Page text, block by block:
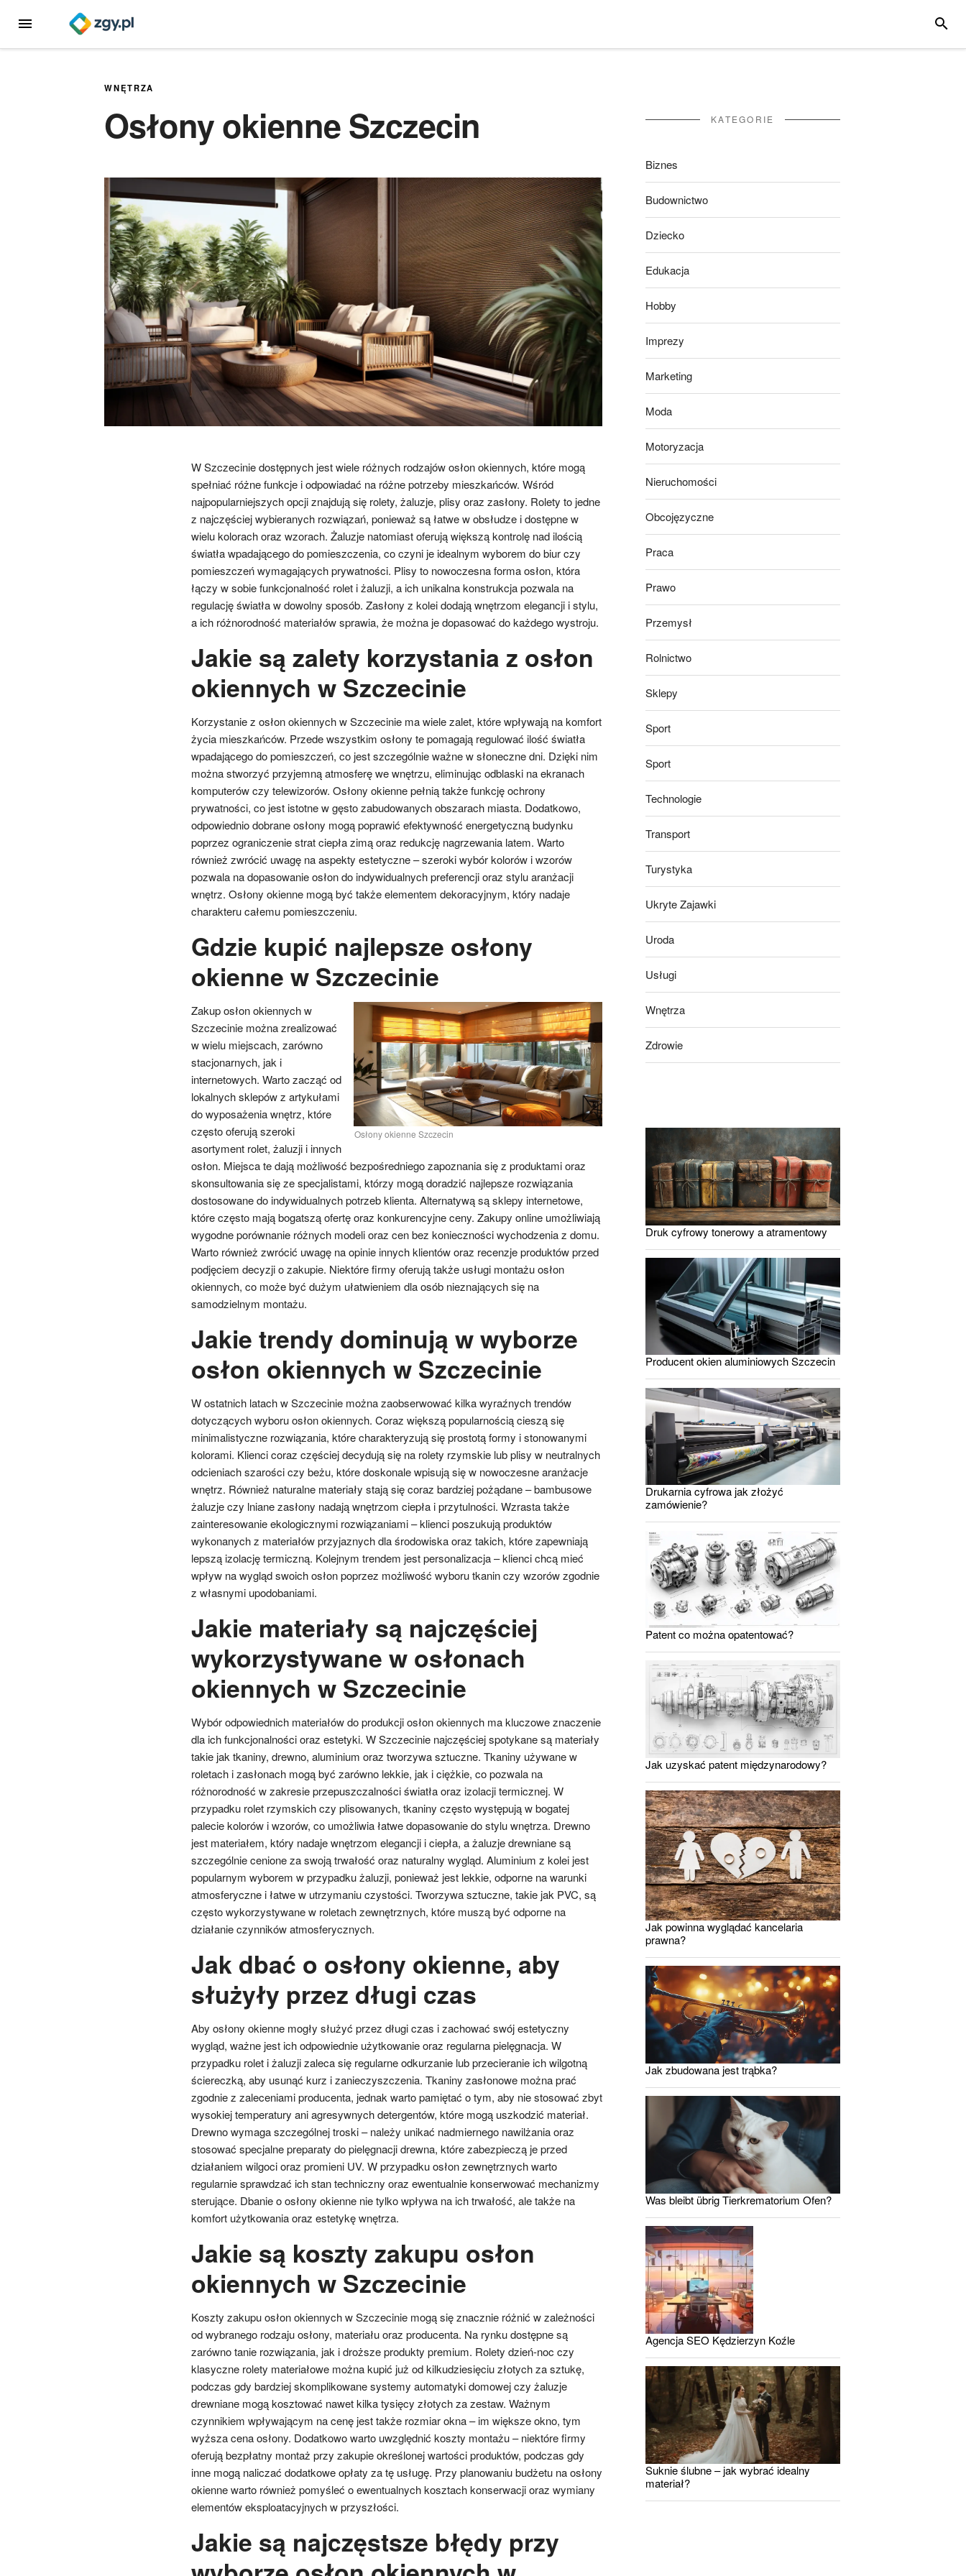
MENU
WNĘTRZA
Osłony okienne Szczecin
W Szczecinie dostępnych jest wiele różnych rodzajów osłon okiennych, które mogą
spełniać różne funkcje i odpowiadać na różne potrzeby mieszkańców. Wśród
najpopularniejszych opcji znajdują się rolety, żaluzje, plisy oraz zasłony. Rolety to jedne
z najczęściej wybieranych rozwiązań, ponieważ są łatwe w obsłudze i dostępne w
wielu kolorach oraz wzorach. Żaluzje natomiast oferują większą kontrolę nad ilością
światła wpadającego do pomieszczenia, co czyni je idealnym wyborem do biur czy
pomieszczeń wymagających prywatności. Plisy to nowoczesna forma osłon, która
łączy w sobie funkcjonalność rolet i żaluzji, a ich unikalna konstrukcja pozwala na
regulację światła w dowolny sposób. Zasłony z kolei dodają wnętrzom elegancji i stylu,
a ich różnorodność materiałów sprawia, że można je dopasować do każdego wystroju.
Jakie są zalety korzystania z osłon
okiennych w Szczecinie
Korzystanie z osłon okiennych w Szczecinie ma wiele zalet, które wpływają na komfort
życia mieszkańców. Przede wszystkim osłony te pomagają regulować ilość światła
wpadającego do pomieszczeń, co jest szczególnie ważne w słoneczne dni. Dzięki nim
można stworzyć przyjemną atmosferę we wnętrzu, eliminując odblaski na ekranach
komputerów czy telewizorów. Osłony okienne pełnią także funkcję ochrony
prywatności, co jest istotne w gęsto zabudowanych obszarach miasta. Dodatkowo,
odpowiednio dobrane osłony mogą poprawić efektywność energetyczną budynku
poprzez ograniczenie strat ciepła zimą oraz redukcję nagrzewania latem. Warto
również zwrócić uwagę na aspekty estetyczne – szeroki wybór kolorów i wzorów
pozwala na dopasowanie osłon do indywidualnych preferencji oraz stylu aranżacji
wnętrz. Osłony okienne mogą być także elementem dekoracyjnym, który nadaje
charakteru całemu pomieszczeniu.
Gdzie kupić najlepsze osłony
okienne w Szczecinie
Osłony okienne Szczecin
Zakup osłon okiennych w
Szczecinie można zrealizować
w wielu miejscach, zarówno
stacjonarnych, jak i
internetowych. Warto zacząć od
lokalnych sklepów z artykułami
do wyposażenia wnętrz, które
często oferują szeroki
asortyment rolet, żaluzji i innych
osłon. Miejsca te dają możliwość bezpośredniego zapoznania się z produktami oraz
skonsultowania się ze specjalistami, którzy mogą doradzić najlepsze rozwiązania
dostosowane do indywidualnych potrzeb klienta. Alternatywą są sklepy internetowe,
które często mają bogatszą ofertę oraz konkurencyjne ceny. Zakupy online umożliwiają
wygodne porównanie różnych modeli oraz cen bez konieczności wychodzenia z domu.
Warto również zwrócić uwagę na opinie innych klientów oraz recenzje produktów przed
podjęciem decyzji o zakupie. Niektóre firmy oferują także usługi montażu osłon
okiennych, co może być dużym ułatwieniem dla osób nieznających się na
samodzielnym montażu.
Jakie trendy dominują w wyborze
osłon okiennych w Szczecinie
W ostatnich latach w Szczecinie można zaobserwować kilka wyraźnych trendów
dotyczących wyboru osłon okiennych. Coraz większą popularnością cieszą się
minimalistyczne rozwiązania, które charakteryzują się prostotą formy i stonowanymi
kolorami. Klienci coraz częściej decydują się na rolety rzymskie lub plisy w neutralnych
odcieniach szarości czy beżu, które doskonale wpisują się w nowoczesne aranżacje
wnętrz. Również naturalne materiały stają się coraz bardziej pożądane – bambusowe
żaluzje czy lniane zasłony nadają wnętrzom ciepła i przytulności. Wzrasta także
zainteresowanie ekologicznymi rozwiązaniami – klienci poszukują produktów
wykonanych z materiałów przyjaznych dla środowiska oraz takich, które zapewniają
lepszą izolację termiczną. Kolejnym trendem jest personalizacja – klienci chcą mieć
wpływ na wygląd swoich osłon poprzez możliwość wyboru tkanin czy wzorów zgodnie
z własnymi upodobaniami.
Jakie materiały są najczęściej
wykorzystywane w osłonach
okiennych w Szczecinie
Wybór odpowiednich materiałów do produkcji osłon okiennych ma kluczowe znaczenie
dla ich funkcjonalności oraz estetyki. W Szczecinie najczęściej spotykane są materiały
takie jak tkaniny, drewno, aluminium oraz tworzywa sztuczne. Tkaniny używane w
roletach i zasłonach mogą być zarówno lekkie, jak i ciężkie, co pozwala na
różnorodność w zakresie przepuszczalności światła oraz izolacji termicznej. W
przypadku rolet rzymskich czy plisowanych, tkaniny często występują w bogatej
palecie kolorów i wzorów, co umożliwia łatwe dopasowanie do stylu wnętrza. Drewno
jest materiałem, który nadaje wnętrzom elegancji i ciepła, a żaluzje drewniane są
szczególnie cenione za swoją trwałość oraz naturalny wygląd. Aluminium z kolei jest
popularnym wyborem w przypadku żaluzji, ponieważ jest lekkie, odporne na warunki
atmosferyczne i łatwe w utrzymaniu czystości. Tworzywa sztuczne, takie jak PVC, są
często wykorzystywane w roletach zewnętrznych, które muszą być odporne na
działanie czynników atmosferycznych.
Jak dbać o osłony okienne, aby
służyły przez długi czas
Aby osłony okienne mogły służyć przez długi czas i zachować swój estetyczny
wygląd, ważne jest ich odpowiednie użytkowanie oraz regularna pielęgnacja. W
przypadku rolet i żaluzji zaleca się regularne odkurzanie lub przecieranie ich wilgotną
ściereczką, aby usunąć kurz i zanieczyszczenia. Tkaniny zasłonowe można prać
zgodnie z zaleceniami producenta, jednak warto pamiętać o tym, aby nie stosować zbyt
wysokiej temperatury ani agresywnych detergentów, które mogą uszkodzić materiał.
Drewno wymaga szczególnej troski – należy unikać nadmiernego nawilżania oraz
stosować specjalne preparaty do pielęgnacji drewna, które zabezpieczą je przed
działaniem wilgoci oraz promieni UV. W przypadku osłon zewnętrznych warto
regularnie sprawdzać ich stan techniczny oraz ewentualnie konserwować mechanizmy
sterujące. Dbanie o osłony okienne nie tylko wpływa na ich trwałość, ale także na
komfort użytkowania oraz estetykę wnętrza.
Jakie są koszty zakupu osłon
okiennych w Szczecinie
Koszty zakupu osłon okiennych w Szczecinie mogą się znacznie różnić w zależności
od wybranego rodzaju osłony, materiału oraz producenta. Na rynku dostępne są
zarówno tanie rozwiązania, jak i droższe produkty premium. Rolety dzień-noc czy
klasyczne rolety materiałowe można kupić już od kilkudziesięciu złotych za sztukę,
podczas gdy bardziej skomplikowane systemy automatyki domowej czy żaluzje
drewniane mogą kosztować nawet kilka tysięcy złotych za zestaw. Ważnym
czynnikiem wpływającym na cenę jest także rozmiar okna – im większe okno, tym
wyższa cena osłony. Dodatkowo warto uwzględnić koszty montażu – niektóre firmy
oferują bezpłatny montaż przy zakupie określonej wartości produktów, podczas gdy
inne mogą naliczać dodatkowe opłaty za tę usługę. Przy planowaniu budżetu na osłony
okienne warto również pomyśleć o ewentualnych kosztach konserwacji oraz wymiany
elementów eksploatacyjnych w przyszłości.
Jakie są najczęstsze błędy przy
KATEGORIE
Biznes
Budownictwo
Dziecko
Edukacja
Hobby
Imprezy
Marketing
Moda
Motoryzacja
Nieruchomości
Obcojęzyczne
Praca
Prawo
Przemysł
Rolnictwo
Sklepy
Sport
Sport
Technologie
Transport
Turystyka
Ukryte Zajawki
Uroda
Usługi
Wnętrza
Zdrowie
Druk cyfrowy tonerowy a atramentowy
Producent okien aluminiowych Szczecin
Drukarnia cyfrowa jak złożyć
zamówienie?
Patent co można opatentować?
Jak uzyskać patent międzynarodowy?
Jak powinna wyglądać kancelaria
prawna?
Jak zbudowana jest trąbka?
Was bleibt übrig Tierkrematorium Ofen?
Agencja SEO Kędzierzyn Koźle
Suknie ślubne – jak wybrać idealny
materiał?